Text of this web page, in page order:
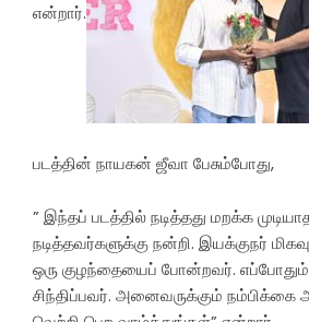
என்றார்.
படத்தின் நாயகன் ஜீவா பேசும்போது,
” இந்தப் படத்தில் நடித்தது மறக்க
நடித்தவர்களுக்கு நன்றி. இயக்குநர்
ஒரு குழந்தையைப் போன்றவர். எப்போதும்
சிந்திப்பவர். அனைவருக்கும் நம்பிக்கை